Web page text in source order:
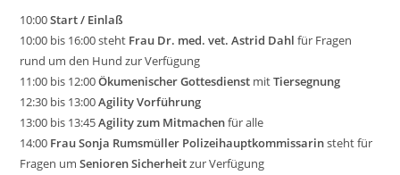
10:00Start / Einlaß
10:00 bis 16:00 steht Frau Dr. med. vet. Astrid Dahl für Fragen
rund um den Hund zur Verfügung
11:00 bis 12:00Ökumenischer Gottesdienst mitTiersegnung
12:30 bis 13:00Agility Vorführung
13:00 bis 13:45Agility zum Mitmachenfür alle
14:00 Frau Sonja Rumsmüller Polizeihauptkommissarinsteht für
Fragen umSenioren Sicherheitzur Verfügung